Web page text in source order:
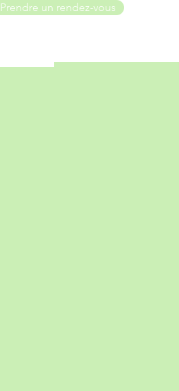
Prendre un rendez-vous